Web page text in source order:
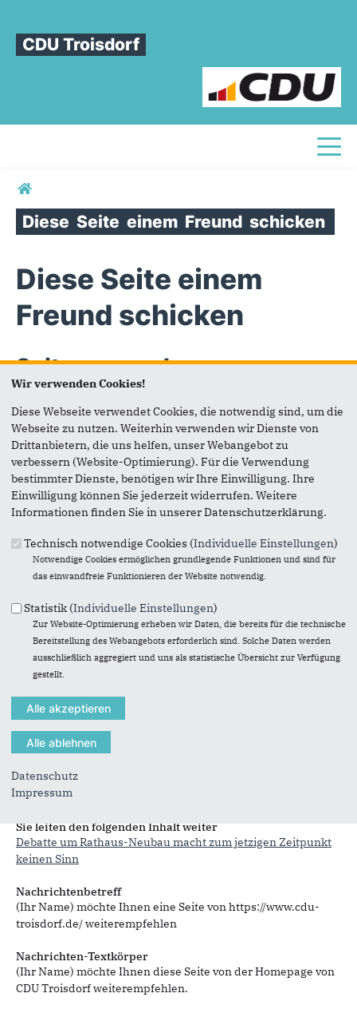
CDU Troisdorf
Sie sind hier
Diese Seite einem Freund schicken
Diese Seite einem
Freund schicken
Seite versenden
Vielen Dank, dass Sie die Inhalte unserer Homepage
weiterempfehlen.
Anmerkung: Ihre E-Mail-Adresse wird benötigt um die
Personen, denen Sie die Seite weiterempfehlen, zu
informieren, von wem die Empfehlung kommt, und dass es
kein Spam ist.
Eigene E-Mail-Adresse*
Eigener Name*
Senden an
Sie können mehrere Empfänger mit Komma getrennt eingeben.
Sie leiten den folgenden Inhalt weiter
Debatte um Rathaus-Neubau macht zum jetzigen Zeitpunkt
keinen Sinn
Nachrichtenbetreff
(Ihr Name) möchte Ihnen eine Seite von https://www.cdu-
troisdorf.de/ weiterempfehlen
Nachrichten-Textkörper
(Ihr Name) möchte Ihnen diese Seite von der Homepage von
CDU Troisdorf weiterempfehlen.
Wir verwenden Cookies!
Diese Webseite verwendet Cookies, die notwendig sind, um die
Webseite zu nutzen. Weiterhin verwenden wir Dienste von
Drittanbietern, die uns helfen, unser Webangebot zu
verbessern (Website-Optimierung). Für die Verwendung
bestimmter Dienste, benötigen wir Ihre Einwilligung. Ihre
Einwilligung können Sie jederzeit widerrufen. Weitere
Informationen finden Sie in unserer Datenschutzerklärung.
Technisch notwendige Cookies (Individuelle Einstellungen)
Notwendige Cookies ermöglichen grundlegende Funktionen und sind für
das einwandfreie Funktionieren der Website notwendig.
Statistik (Individuelle Einstellungen)
Zur Website-Optimierung erheben wir Daten, die bereits für die technische
Bereitstellung des Webangebots erforderlich sind. Solche Daten werden
ausschließlich aggregiert und uns als statistische Übersicht zur Verfügung
gestellt.
Datenschutz
Impressum